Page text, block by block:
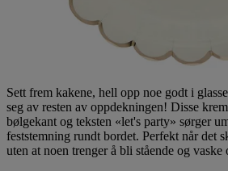
Sett frem kakene, hell opp noe godt i
seg av resten av oppdekningen! Disse
bølgekant og teksten «let's party» sørger
feststemning rundt bordet. Perfekt når det
uten at noen trenger å bli stående og vaske